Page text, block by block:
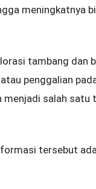
meningkatnya
tambang dan
penggalian
salah satu
tersebut